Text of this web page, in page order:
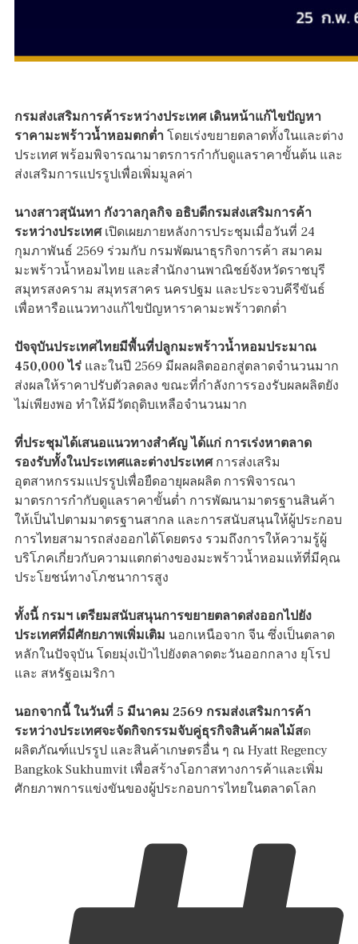
กรมส่งเสริมการค้าระหว่างประเทศ เดินหน้าแก้ไขปัญหา
ราคามะพร้าวน้ำหอมตกต่ำ โดยเร่งขยายตลาดทั้งในและต่าง
ประเทศ พร้อมพิจารณามาตรการกำกับดูแลราคาขั้นต้น และ
ส่งเสริมการแปรรูปเพื่อเพิ่มมูลค่า
นางสาวสุนันทา กังวาลกุลกิจ อธิบดีกรมส่งเสริมการค้า
ระหว่างประเทศเปิดเผยภายหลังการประชุมเมื่อวันที่ 24
กุมภาพันธ์ 2569 ร่วมกับ กรมพัฒนาธุรกิจการค้า สมาคม
มะพร้าวน้ำหอมไทย และสำนักงานพาณิชย์จังหวัดราชบุรี
สมุทรสงคราม สมุทรสาคร นครปฐม และประจวบคีรีขันธ์
เพื่อหารือแนวทางแก้ไขปัญหาราคามะพร้าวตกต่ำ
ปัจจุบันประเทศไทยมีพื้นที่ปลูกมะพร้าวน้ำหอมประมาณ
450,000 ไร่ และในปี 2569 มีผลผลิตออกสู่ตลาดจำนวนมาก
ส่งผลให้ราคาปรับตัวลดลง ขณะที่กำลังการรองรับผลผลิตยัง
ไม่เพียงพอ ทำให้มีวัตถุดิบเหลือจำนวนมาก
ที่ประชุมได้เสนอแนวทางสำคัญ ได้แก่ การเร่งหาตลาด
รองรับทั้งในประเทศและต่างประเทศการส่งเสริม
อุตสาหกรรมแปรรูปเพื่อยืดอายุผลผลิต การพิจารณา
มาตรการกำกับดูแลราคาขั้นต่ำ การพัฒนามาตรฐานสินค้า
ให้เป็นไปตามมาตรฐานสากล และการสนับสนุนให้ผู้ประกอบ
การไทยสามารถส่งออกได้โดยตรง รวมถึงการให้ความรู้ผู้
บริโภคเกี่ยวกับความแตกต่างของมะพร้าวน้ำหอมแท้ที่มีคุณ
ประโยชน์ทางโภชนาการสูง
ทั้งนี้ กรมฯ เตรียมสนับสนุนการขยายตลาดส่งออกไปยัง
ประเทศที่มีศักยภาพเพิ่มเติม นอกเหนือจาก จีน ซึ่งเป็นตลาด
หลักในปัจจุบัน โดยมุ่งเป้าไปยังตลาดตะวันออกกลาง ยุโรป
และ สหรัฐอเมริกา
นอกจากนี้ ในวันที่ 5 มีนาคม 2569 กรมส่งเสริมการค้า
ระหว่างประเทศจะจัดกิจกรรมจับคู่ธุรกิจสินค้าผลไม้สด
ผลิตภัณฑ์แปรรูป และสินค้าเกษตรอื่น ๆ ณ Hyatt Regency
Bangkok Sukhumvit เพื่อสร้างโอกาสทางการค้าและเพิ่ม
ศักยภาพการแข่งขันของผู้ประกอบการไทยในตลาดโลก